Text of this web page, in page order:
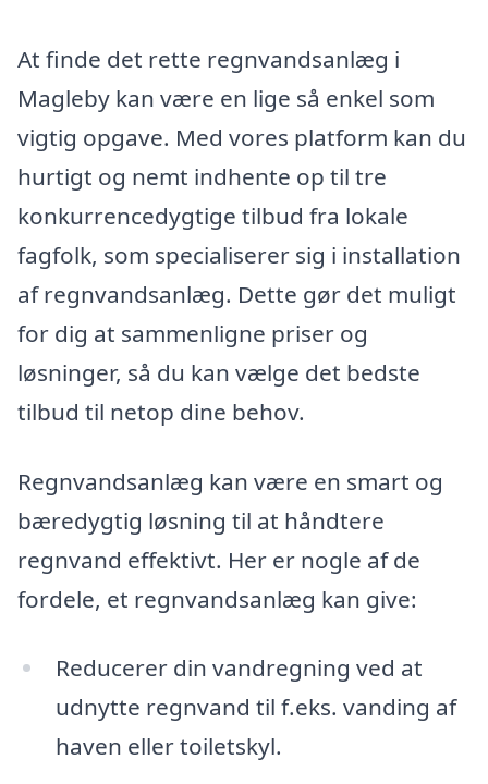
At finde det rette regnvandsanlæg i
Magleby kan være en lige så enkel som
vigtig opgave. Med vores platform kan du
hurtigt og nemt indhente op til tre
konkurrencedygtige tilbud fra lokale
fagfolk, som specialiserer sig i installation
af regnvandsanlæg. Dette gør det muligt
for dig at sammenligne priser og
løsninger, så du kan vælge det bedste
tilbud til netop dine behov.
Regnvandsanlæg kan være en smart og
bæredygtig løsning til at håndtere
regnvand effektivt. Her er nogle af de
fordele, et regnvandsanlæg kan give:
Reducerer din vandregning ved at
udnytte regnvand til f.eks. vanding af
haven eller toiletskyl.